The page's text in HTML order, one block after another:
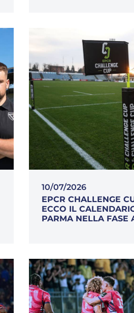
10/07/2026
EPCR CHALLENGE
ECCO IL
PARMA NELLA FASE